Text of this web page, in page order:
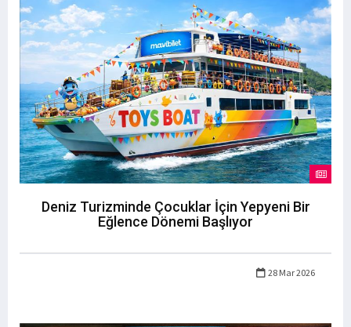
Deniz Turizminde Çocuklar İçin Yepyeni Bir
Eğlence Dönemi Başlıyor
28 Mar 2026